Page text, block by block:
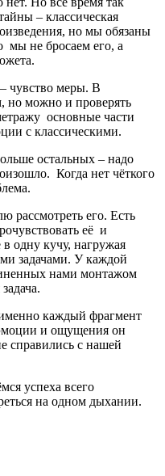
– классическая
но мы обязаны
мы не бросаем его, а
чувство меры. В
но можно и проверять
основные части
с классическими.
остальных – надо
Когда нет чёткого
рассмотреть его. Есть
её и
одну кучу, нагружая
задачами. У каждой
нами монтажом
каждый фрагмент
и ощущения он
справились с нашей
успеха всего
на одном дыхании.